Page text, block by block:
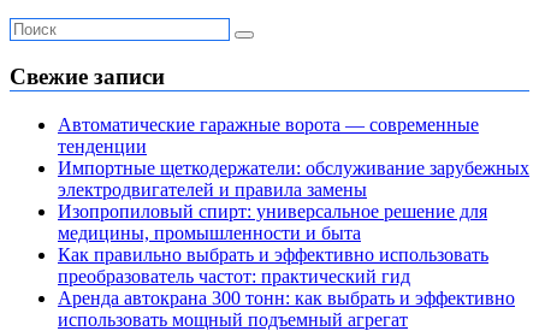
Свежие записи
Автоматические гаражные ворота — современные
тенденции
Импортные щеткодержатели: обслуживание зарубежных
электродвигателей и правила замены
Изопропиловый спирт: универсальное решение для
медицины, промышленности и быта
Как правильно выбрать и эффективно использовать
преобразователь частот: практический гид
Аренда автокрана 300 тонн: как выбрать и эффективно
использовать мощный подъемный агрегат